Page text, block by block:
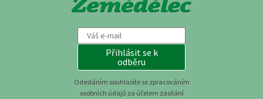
Přihlásit se k
odběru
Odesláním souhlasíte se zpracováním
osobních údajů za účelem zasílání